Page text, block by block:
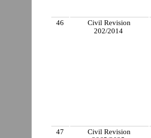
46
Civil Revision
202/2014
47
Civil Revision